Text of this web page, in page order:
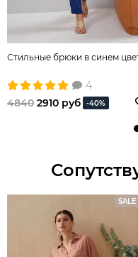
Стильные брюки в синем
4
4840 2910 руб -40%